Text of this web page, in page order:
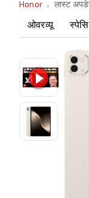
Honor लास्ट
ओवरव्यू